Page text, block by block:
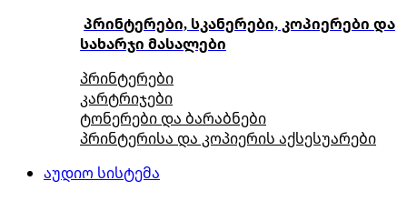
პრინტერები, სკანერები, კოპიერები და
სახარჯი მასალები
პრინტერები
კარტრიჯები
ტონერები და ბარაბნები
პრინტერისა და კოპიერის აქსესუარები
აუდიო სისტემა